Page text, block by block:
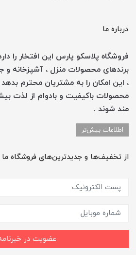
درباره ما
فروشگاه پلاسکو پارس این افتخار را
برندهای محصولات منزل ، آشپزخانه و
، این امکان را به مشتریان محترم
محصولات باکیفیت و بادوام از لذت
مند شوند .
اطلاعات بیش‌تر
از تخفیف‌ها و جدیدترین‌های فروشگاه ما
عضویت در